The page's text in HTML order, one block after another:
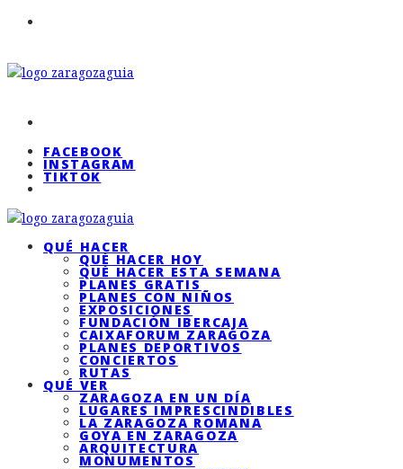
FACEBOOK
INSTAGRAM
TIKTOK
QUÉ HACER
QUÉ HACER HOY
QUÉ HACER ESTA SEMANA
PLANES GRATIS
PLANES CON NIÑOS
EXPOSICIONES
FUNDACIÓN IBERCAJA
CAIXAFORUM ZARAGOZA
PLANES DEPORTIVOS
CONCIERTOS
RUTAS
QUÉ VER
ZARAGOZA EN UN DÍA
LUGARES IMPRESCINDIBLES
LA ZARAGOZA ROMANA
GOYA EN ZARAGOZA
ARQUITECTURA
MONUMENTOS